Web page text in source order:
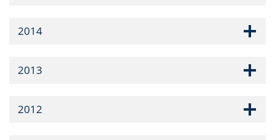
2014
2013
2012